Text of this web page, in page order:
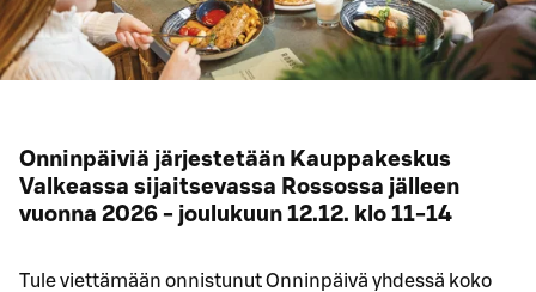
Onninpäiviä järjestetään Kauppakeskus
Valkeassa sijaitsevassa Rossossa jälleen
vuonna 2026 - joulukuun 12.12. klo 11-14
Tule viettämään onnistunut Onninpäivä yhdessä koko